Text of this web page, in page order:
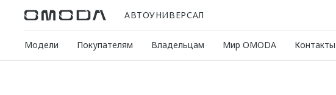
АВТОУНИВЕРСАЛ
Модели Покупателям Владельцам Мир OMODA Контакты